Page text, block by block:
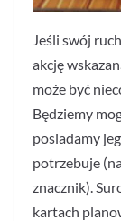
Jeśli swój
akcję
może być
Będziemy
posiadamy
potrzebuje
znacznik).
kartach